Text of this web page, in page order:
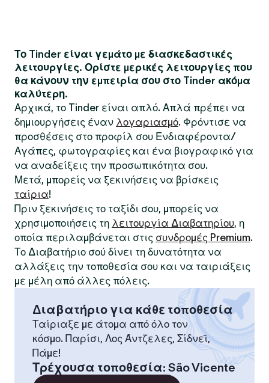
Το Tinder είναι γεμάτο με διασκεδαστικές
λειτουργίες. Ορίστε μερικές λειτουργίες που
θα κάνουν την εμπειρία σου στο Tinder ακόμα
καλύτερη.
Αρχικά, το Tinder είναι απλό. Απλά πρέπει να
δημιουργήσεις έναν λογαριασμό. Φρόντισε να
προσθέσεις στο προφίλ σου Ενδιαφέροντα/
Αγάπες, φωτογραφίες και ένα βιογραφικό για
να αναδείξεις την προσωπικότητα σου.
Μετά, μπορείς να ξεκινήσεις να βρίσκεις
ταίρια!
Πριν ξεκινήσεις το ταξίδι σου, μπορείς να
χρησιμοποιήσεις τη λειτουργία Διαβατηρίου, η
οποία περιλαμβάνεται στις συνδρομές Premium.
Το Διαβατήριο σού δίνει τη δυνατότητα να
αλλάξεις την τοποθεσία σου και να ταιριάξεις
με μέλη από άλλες πόλεις.
Διαβατήριο για κάθε τοποθεσία
Ταίριαξε με άτομα από όλο τον
κόσμο. Παρίσι, Λος Άντζελες, Σίδνεϊ,
Πάμε!
Τρέχουσα τοποθεσία: São Vicente